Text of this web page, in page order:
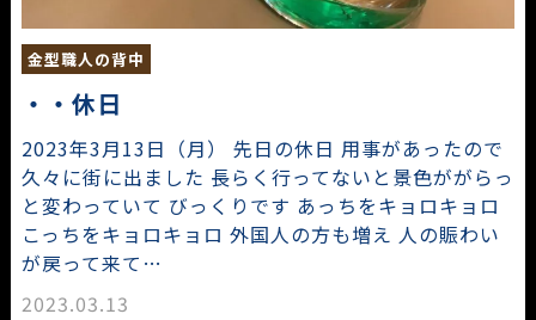
金型職人の背中
・・休日
2023年3月13日（月） 先日の休日 用事があったので
久々に街に出ました 長らく行ってないと景色ががらっ
と変わっていて びっくりです あっちをキョロキョロ
こっちをキョロキョロ 外国人の方も増え 人の賑わい
が戻って来て…
2023.03.13